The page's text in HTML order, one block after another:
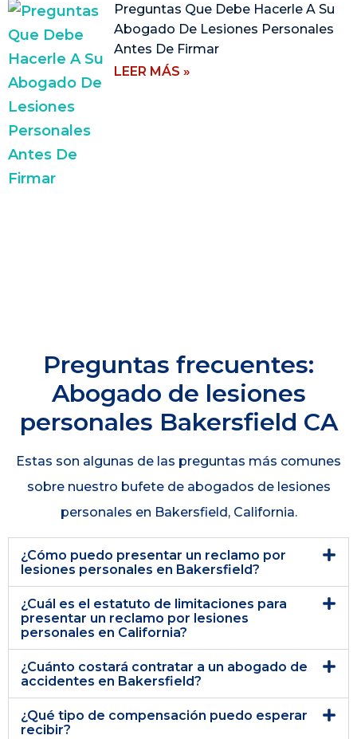
Preguntas Que Debe Hacerle A Su
Abogado De Lesiones Personales
Antes De Firmar
LEER MÁS »
Preguntas frecuentes:
Abogado de lesiones
personales Bakersfield CA
Estas son algunas de las preguntas más comunes
sobre nuestro bufete de abogados de lesiones
personales en Bakersfield, California.
¿Cómo puedo presentar un reclamo por
lesiones personales en Bakersfield?
¿Cuál es el estatuto de limitaciones para
presentar un reclamo por lesiones
personales en California?
¿Cuánto costará contratar a un abogado de
accidentes en Bakersfield?
¿Qué tipo de compensación puedo esperar
recibir?